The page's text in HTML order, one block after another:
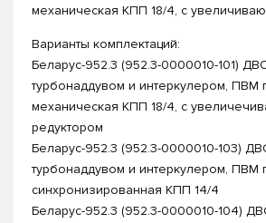
механическая КПП 18/4, с
Варианты комплектаций:
Беларус-952.3 (952.3-0000010-101)
турбонаддувом и интеркулером, ПВМ
механическая КПП 18/4, с
редуктором
Беларус-952.3 (952.3-0000010-103)
турбонаддувом и интеркулером, ПВМ
синхронизированная КПП 14/4
Беларус-952.3 (952.3-0000010-104)